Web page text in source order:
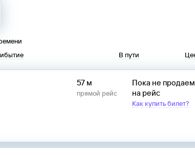
В пути
57 м
прямой рейс
Пока не
на рейс
Как купить билет?